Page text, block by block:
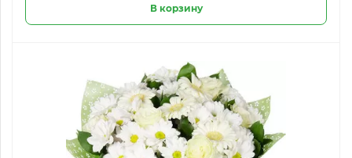
В корзину